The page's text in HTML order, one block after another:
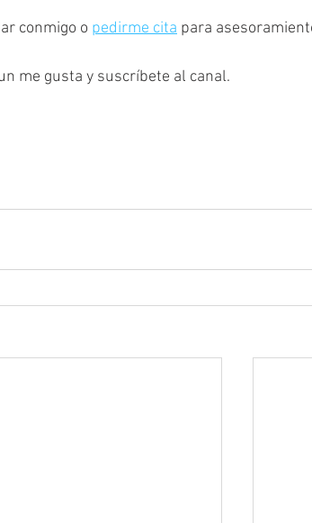
conmigo o pedirme cita para
me gusta y suscríbete al canal.